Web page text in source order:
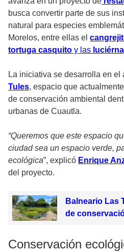
busca convertir parte de sus
natural para especies
Morelos, entre ellas el
tortuga casquito y las
La iniciativa se desarrolla en el
Tules, espacio que
de conservación ambiental
urbanas de Cuautla.
“Queremos que este espacio
ciudad sea un espacio verde,
ecológica”, explicó Enrique
del proyecto.
Balneario Las
de
Conservación